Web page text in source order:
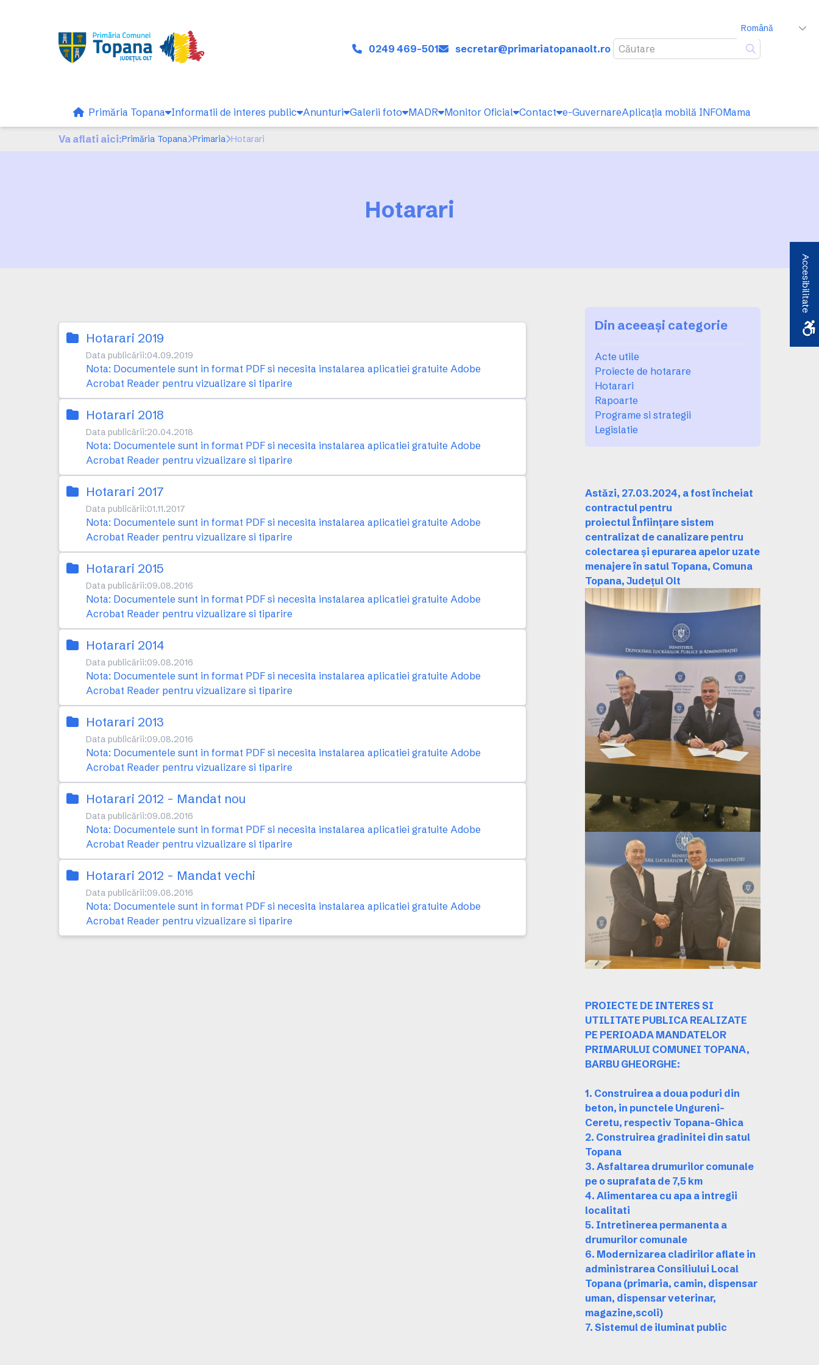
0249 469-501
secretar@primariatopanaolt.ro
Caută
Română
Primăria Topana Informatii de interes public Anunturi Galerii foto MADR Monitor Oficial Contact e-GuvernareAplicația mobilă INFOMama
Va aflati aici:Primăria Topana Primaria Hotarari
Hotarari
Hotarari 2019
Data publicării:04.09.2019
Nota: Documentele sunt in format PDF si necesita instalarea aplicatiei gratuite Adobe
Acrobat Reader pentru vizualizare si tiparire
Hotarari 2018
Data publicării:20.04.2018
Nota: Documentele sunt in format PDF si necesita instalarea aplicatiei gratuite Adobe
Acrobat Reader pentru vizualizare si tiparire
Hotarari 2017
Data publicării:01.11.2017
Nota: Documentele sunt in format PDF si necesita instalarea aplicatiei gratuite Adobe
Acrobat Reader pentru vizualizare si tiparire
Hotarari 2015
Data publicării:09.08.2016
Nota: Documentele sunt in format PDF si necesita instalarea aplicatiei gratuite Adobe
Acrobat Reader pentru vizualizare si tiparire
Hotarari 2014
Data publicării:09.08.2016
Nota: Documentele sunt in format PDF si necesita instalarea aplicatiei gratuite Adobe
Acrobat Reader pentru vizualizare si tiparire
Hotarari 2013
Data publicării:09.08.2016
Nota: Documentele sunt in format PDF si necesita instalarea aplicatiei gratuite Adobe
Acrobat Reader pentru vizualizare si tiparire
Hotarari 2012 - Mandat nou
Data publicării:09.08.2016
Nota: Documentele sunt in format PDF si necesita instalarea aplicatiei gratuite Adobe
Acrobat Reader pentru vizualizare si tiparire
Hotarari 2012 - Mandat vechi
Data publicării:09.08.2016
Nota: Documentele sunt in format PDF si necesita instalarea aplicatiei gratuite Adobe
Acrobat Reader pentru vizualizare si tiparire
Din aceeași categorie
Acte utile
Proiecte de hotarare
Hotarari
Rapoarte
Programe si strategii
Legislatie
Astăzi, 27.03.2024, a fost încheiat
contractul pentru
proiectul Înființare sistem
centralizat de canalizare pentru
colectarea și epurarea apelor uzate
menajere în satul Topana, Comuna
Topana, Județul Olt
PROIECTE DE INTERES SI
UTILITATE PUBLICA REALIZATE
PE PERIOADA MANDATELOR
PRIMARULUI COMUNEI TOPANA,
BARBU GHEORGHE:
1. Construirea a doua poduri din
beton, in punctele Ungureni-
Ceretu, respectiv Topana-Ghica
2. Construirea gradinitei din satul
Topana
3. Asfaltarea drumurilor comunale
pe o suprafata de 7,5 km
4. Alimentarea cu apa a intregii
localitati
5. Intretinerea permanenta a
drumurilor comunale
6. Modernizarea cladirilor aflate in
administrarea Consiliului Local
Topana (primaria, camin, dispensar
uman, dispensar veterinar,
magazine,scoli)
7. Sistemul de iluminat public
Accesibilitate